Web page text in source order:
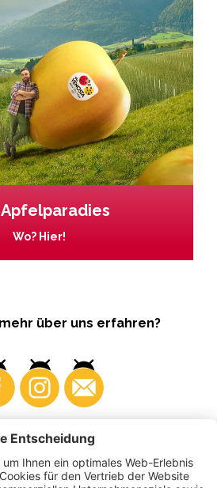
Apfelparadies
Wo? Hier!
über uns erfahren?
Produzenten